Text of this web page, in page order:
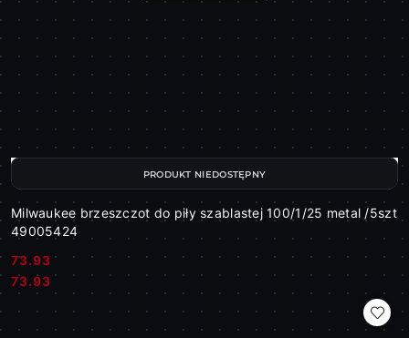
Milwaukee brzeszczot do piły szablastej 100/1/25 metal /5szt
49005424
Cena:
73.93
Cena:
73.93
PRODUKT NIEDOSTĘPNY